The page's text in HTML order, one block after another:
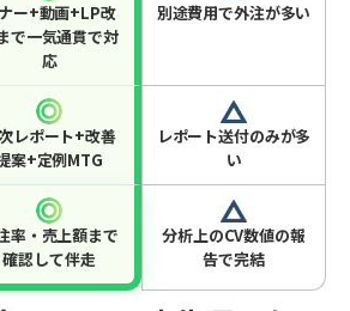
ー+動画+LP改
で一気通貫で対
応
別途費用で外注が多い
レポート+改善
案+定例MTG
レポート送付のみが多
い
率・売上額まで
確認して伴走
分析上のCV数値の報
告で完結